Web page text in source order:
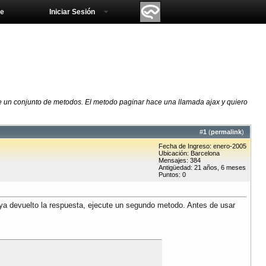
Iniciar Sesión
conjunto de metodos. El metodo paginar hace una llamada ajax y quiero
#1 (permalink)
Fecha de Ingreso: enero-2005
Ubicación: Barcelona
Mensajes: 384
Antigüedad: 21 años, 6 meses
Puntos: 0
devuelto la respuesta, ejecute un segundo metodo. Antes de usar